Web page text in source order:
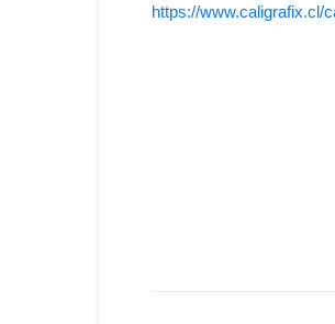
https://www.caligrafix.cl/